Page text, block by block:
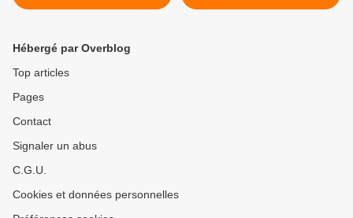
2024
à 20h30 >
Hébergé par Overblog
Top articles
Pages
Contact
Signaler un abus
C.G.U.
Cookies et données personnelles